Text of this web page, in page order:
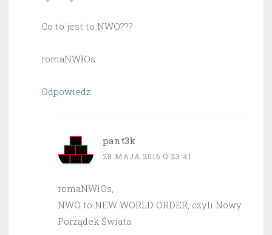
Co to jest to NWO???
romaNWłOs
Odpowiedz
pant3k
28 MAJA 2016 O 23:41
romaNWłOs,
NWO to NEW WORLD ORDER, czyli Nowy
Porządek Świata.